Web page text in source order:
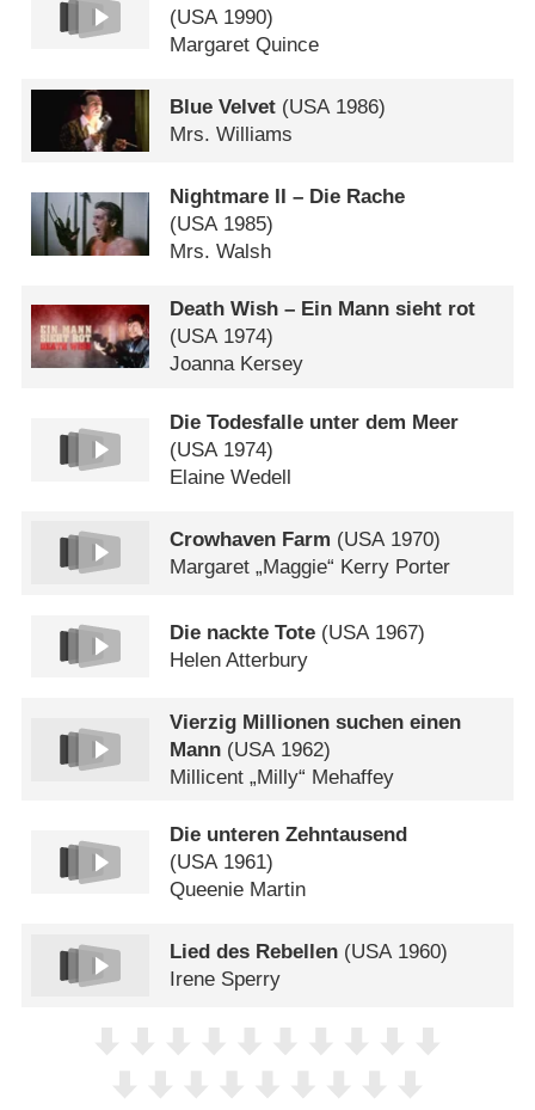
(USA1990)
Margaret Quince
Blue Velvet (USA1986)
Mrs. Williams
Nightmare II – Die Rache
(USA1985)
Mrs. Walsh
Death Wish – Ein Mann sieht rot
(USA1974)
Joanna Kersey
Die Todesfalle unter dem Meer
(USA1974)
Elaine Wedell
Crowhaven Farm (USA 1970)
Margaret „Maggie“ Kerry Porter
Die nackte Tote (USA1967)
Helen Atterbury
Vierzig Millionen suchen einen
Mann (USA 1962)
Millicent „Milly“ Mehaffey
Die unteren Zehntausend
(USA1961)
Queenie Martin
Lied des Rebellen (USA1960)
Irene Sperry